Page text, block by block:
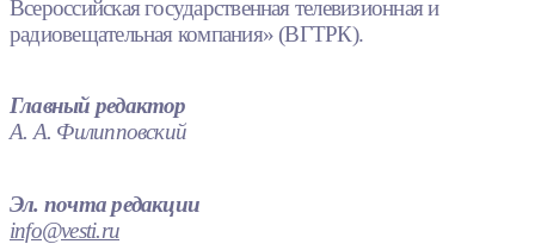
Всероссийская государственная телевизионная и
радиовещательная компания» (ВГТРК).
Главный редактор
А. А. Филипповский
Эл. почта редакции
info@vesti.ru